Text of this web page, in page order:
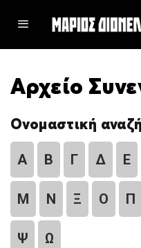
Αρχείο
Ονομαστική
Α Β Γ Δ Ε
Μ Ν Ξ Ο Π
Ψ Ω